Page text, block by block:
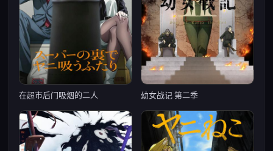
在超市后门吸烟的二人 幼女战记 第二季